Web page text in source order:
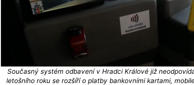
Současný systém odbavení v Hradci Králové již
letošního roku se rozšíří o platby bankovními kartami,